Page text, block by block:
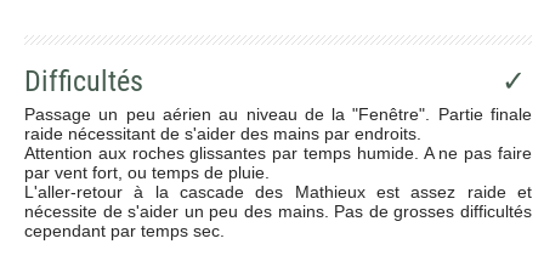
Difficultés ✓
Passage un peu aérien au niveau de la "Fenêtre". Partie finale
raide nécessitant de s'aider des mains par endroits.
Attention aux roches glissantes par temps humide. A ne pas faire
par vent fort, ou temps de pluie.
L'aller-retour à la cascade des Mathieux est assez raide et
nécessite de s'aider un peu des mains. Pas de grosses difficultés
cependant par temps sec.